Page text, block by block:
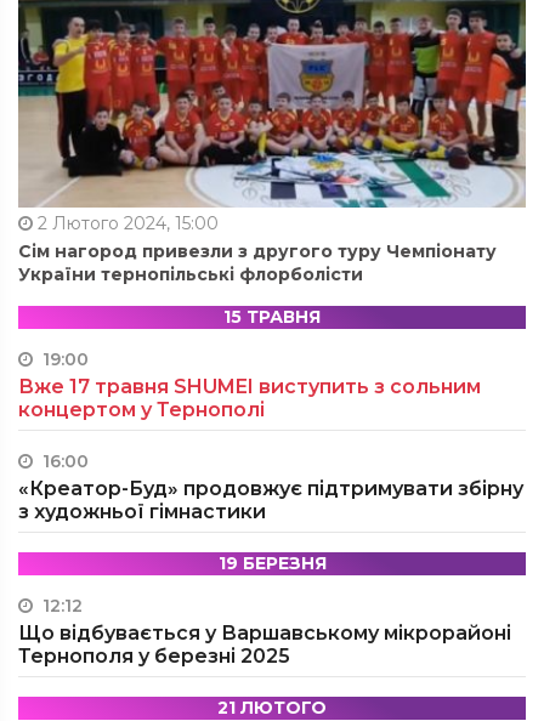
2 Лютого 2024, 15:00
Сім нагород привезли з другого туру Чемпіонату
України тернопільські флорболісти
15 ТРАВНЯ
19:00
Вже 17 травня SHUMEI виступить з сольним
концертом у Тернополі
16:00
«Креатор-Буд» продовжує підтримувати збірну
з художньої гімнастики
19 БЕРЕЗНЯ
12:12
Що відбувається у Варшавському мікрорайоні
Тернополя у березні 2025
21 ЛЮТОГО